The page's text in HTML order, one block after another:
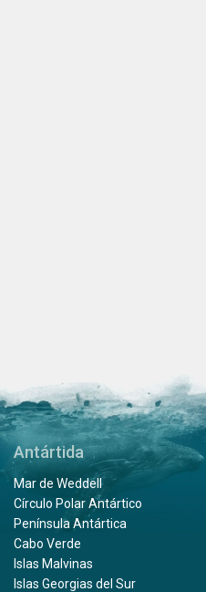
Antártida
Mar de Weddell
Círculo Polar Antártico
Península Antártica
Cabo Verde
Islas Malvinas
Islas Georgias del Sur